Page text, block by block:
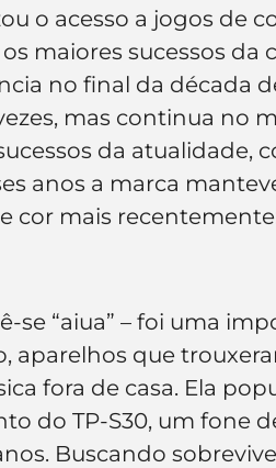
o acesso a jogos de
os maiores sucessos
no final da década
mas continua no
da atualidade,
anos a marca
cor mais
se “aiua” – foi uma
aparelhos que
fora de casa. Ela
do TP-S30, um fone
Buscando